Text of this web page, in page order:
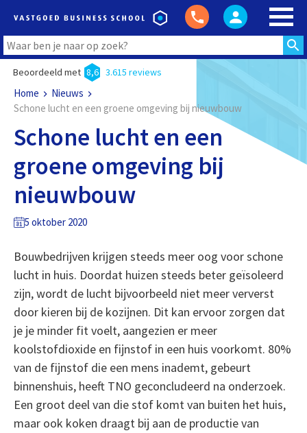
Beoordeeld met 8,6 3.615 reviews
Home
Nieuws
Schone lucht en een groene omgeving bij nieuwbouw
Schone lucht en een
groene omgeving bij
nieuwbouw
5 oktober 2020
Bouwbedrijven krijgen steeds meer oog voor schone
lucht in huis. Doordat huizen steeds beter geïsoleerd
zijn, wordt de lucht bijvoorbeeld niet meer ververst
door kieren bij de kozijnen. Dit kan ervoor zorgen dat
je je minder fit voelt, aangezien er meer
koolstofdioxide en fijnstof in een huis voorkomt. 80%
van de fijnstof die een mens inademt, gebeurt
binnenshuis, heeft TNO geconcludeerd na onderzoek.
Een groot deel van die stof komt van buiten het huis,
maar ook koken draagt bij aan de productie van